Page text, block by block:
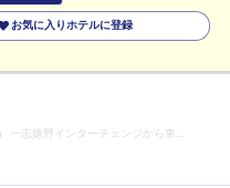
お気に入りホテルに登録
一志嬉野インターチェンジから車で